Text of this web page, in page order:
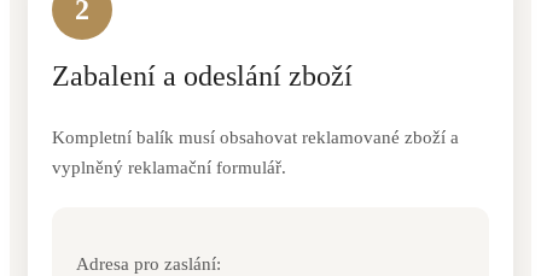
2
Zabalení a odeslání zboží
Kompletní balík musí obsahovat reklamované zboží a
vyplněný reklamační formulář.
Adresa pro zaslání: